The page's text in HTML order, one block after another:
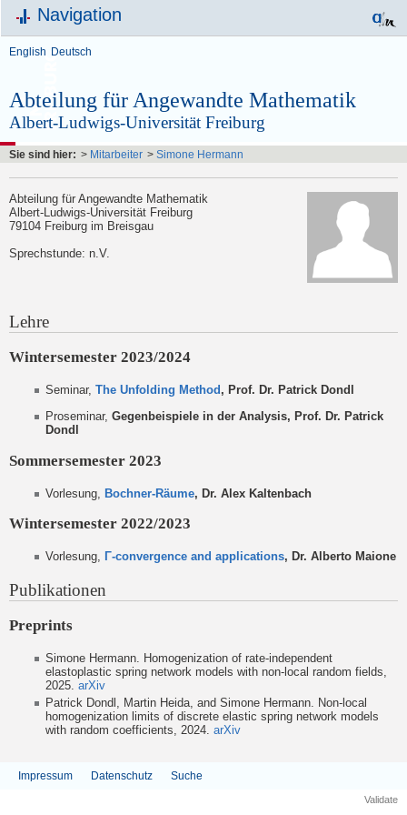
Navigation
English Deutsch
Abteilung für Angewandte Mathematik
Albert-Ludwigs-Universität Freiburg
Sie sind hier: > Mitarbeiter > Simone Hermann
Abteilung für Angewandte Mathematik
Albert-Ludwigs-Universität Freiburg
79104 Freiburg im Breisgau
Sprechstunde: n.V.
Lehre
Wintersemester 2023/2024
Seminar, The Unfolding Method, Prof. Dr. Patrick Dondl
Proseminar, Gegenbeispiele in der Analysis, Prof. Dr. Patrick
Dondl
Sommersemester 2023
Vorlesung, Bochner-Räume, Dr. Alex Kaltenbach
Wintersemester 2022/2023
Vorlesung, Γ-convergence and applications, Dr. Alberto Maione
Publikationen
Preprints
Simone Hermann. Homogenization of rate-independent
elastoplastic spring network models with non-local random fields,
2025. arXiv
Patrick Dondl, Martin Heida, and Simone Hermann. Non-local
homogenization limits of discrete elastic spring network models
with random coefficients, 2024. arXiv
Impressum Datenschutz Suche
Validate